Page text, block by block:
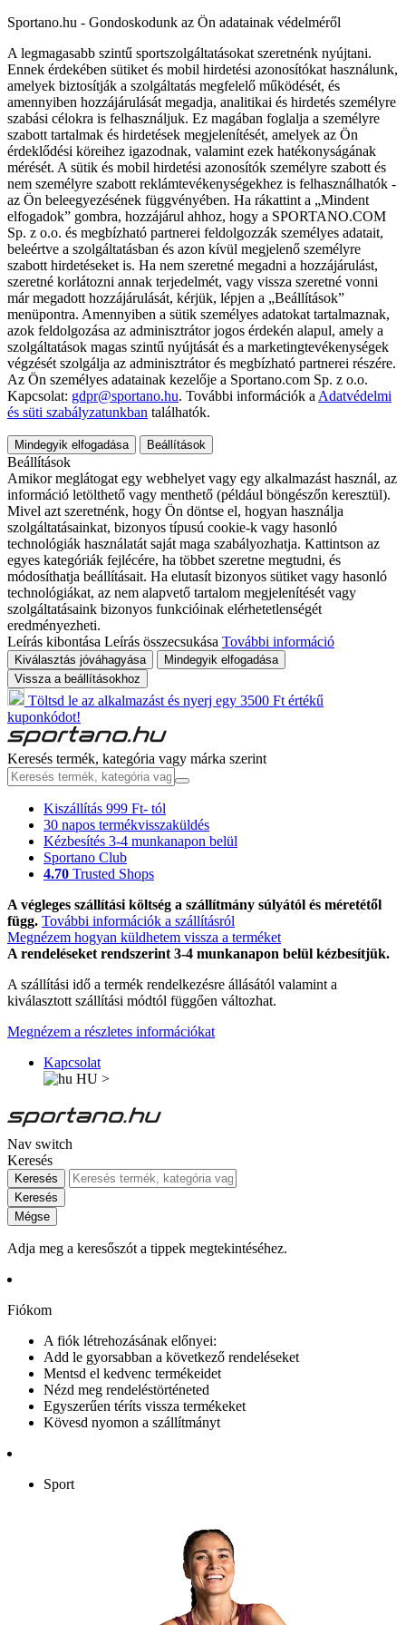
Sportano.hu - Gondoskodunk az Ön adatainak védelméről
A legmagasabb szintű sportszolgáltatásokat szeretnénk nyújtani.
Ennek érdekében sütiket és mobil hirdetési azonosítókat használunk,
amelyek biztosítják a szolgáltatás megfelelő működését, és
amennyiben hozzájárulását megadja, analitikai és hirdetés személyre
szabási célokra is felhasználjuk. Ez magában foglalja a személyre
szabott tartalmak és hirdetések megjelenítését, amelyek az Ön
érdeklődési köreihez igazodnak, valamint ezek hatékonyságának
mérését. A sütik és mobil hirdetési azonosítók személyre szabott és
nem személyre szabott reklámtevékenységekhez is felhasználhatók -
az Ön beleegyezésének függvényében. Ha rákattint a „Mindent
elfogadok” gombra, hozzájárul ahhoz, hogy a SPORTANO.COM
Sp. z o.o. és megbízható partnerei feldolgozzák személyes adatait,
beleértve a szolgáltatásban és azon kívül megjelenő személyre
szabott hirdetéseket is. Ha nem szeretné megadni a hozzájárulást,
szeretné korlátozni annak terjedelmét, vagy vissza szeretné vonni
már megadott hozzájárulását, kérjük, lépjen a „Beállítások”
menüpontra. Amennyiben a sütik személyes adatokat tartalmaznak,
azok feldolgozása az adminisztrátor jogos érdekén alapul, amely a
szolgáltatások magas szintű nyújtását és a marketingtevékenységek
végzését szolgálja az adminisztrátor és megbízható partnerei részére.
Az Ön személyes adatainak kezelője a Sportano.com Sp. z o.o.
Kapcsolat: gdpr@sportano.hu. További információk a Adatvédelmi
és süti szabályzatunkban találhatók.
Mindegyik elfogadása Beállítások
Beállítások
Amikor meglátogat egy webhelyet vagy egy alkalmazást használ, az
információ letölthető vagy menthető (például böngészőn keresztül).
Mivel azt szeretnénk, hogy Ön döntse el, hogyan használja
szolgáltatásainkat, bizonyos típusú cookie-k vagy hasonló
technológiák használatát saját maga szabályozhatja. Kattintson az
egyes kategóriák fejlécére, ha többet szeretne megtudni, és
módosíthatja beállításait. Ha elutasít bizonyos sütiket vagy hasonló
technológiákat, az nem alapvető tartalom megjelenítését vagy
szolgáltatásaink bizonyos funkcióinak elérhetetlenségét
eredményezheti.
Leírás kibontása Leírás összecsukása További információ
Kiválasztás jóváhagyása
Mindegyik elfogadása
Vissza a beállításokhoz
Töltsd le az alkalmazást és nyerj egy 3500 Ft értékű
kuponkódot!
Keresés termék, kategória vagy márka szerint
Kiszállítás 999 Ft- tól
30 napos termékvisszaküldés
Kézbesítés 3-4 munkanapon belül
Sportano Club
4.70 Trusted Shops
A végleges szállítási költség a szállítmány súlyától és méretétől
függ. További információk a szállításról
Megnézem hogyan küldhetem vissza a terméket
A rendeléseket rendszerint 3-4 munkanapon belül kézbesítjük.
A szállítási idő a termék rendelkezésre állásától valamint a
kiválasztott szállítási módtól függően változhat.
Megnézem a részletes információkat
Kapcsolat
HU >
Nav switch
Keresés
Keresés
Keresés
Mégse
Adja meg a keresőszót a tippek megtekintéséhez.
Fiókom
A fiók létrehozásának előnyei:
Add le gyorsabban a következő rendeléseket
Mentsd el kedvenc termékeidet
Nézd meg rendeléstörténeted
Egyszerűen téríts vissza termékeket
Kövesd nyomon a szállítmányt
Sport